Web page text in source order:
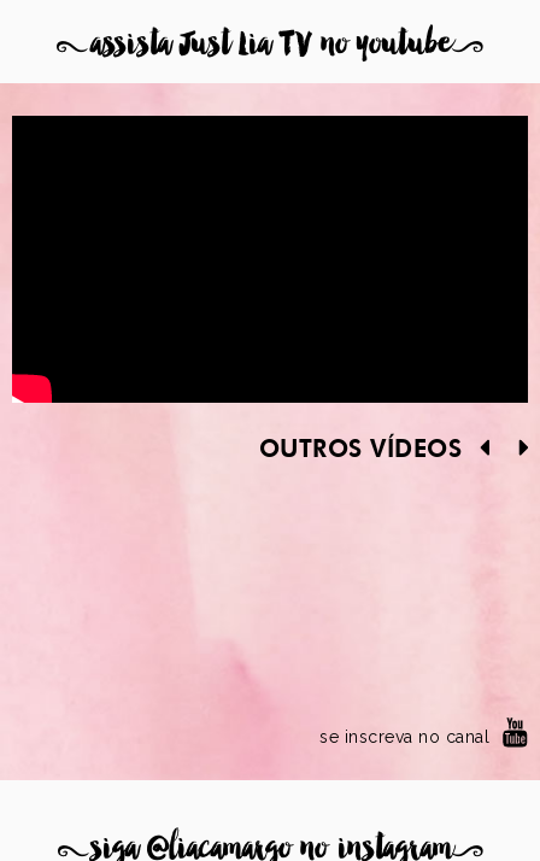
8assista Just Lia TV no youtube9
OUTROS VÍDEOS
se inscreva no canal
8siga @liacamargo no instagram9